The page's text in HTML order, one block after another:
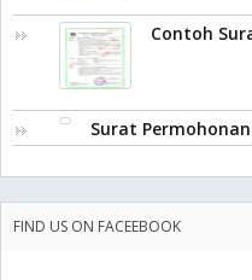
Contoh
Surat
FIND US ON FACEEBOOK